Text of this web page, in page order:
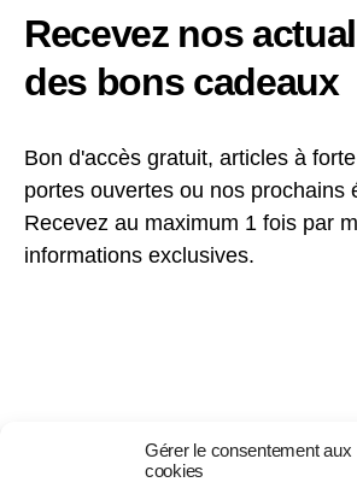
Gérer le consentement aux
cookies
Recevez nos
des bons cadeaux
Bon d'accès gratuit, articles à
portes ouvertes ou nos prochains
Recevez au maximum 1 fois par
informations exclusives.